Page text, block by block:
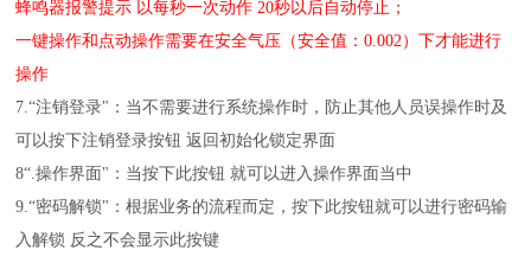
蜂鸣器报警提示 以每秒一次动作 20秒以后自动停止；
一键操作和点动操作需要在安全气压（安全值：0.002）下才能进行
操作
7.“注销登录"：当不需要进行系统操作时，防止其他人员误操作时及
可以按下注销登录按钮 返回初始化锁定界面
8“.操作界面"：当按下此按钮 就可以进入操作界面当中
9.“密码解锁"：根据业务的流程而定，按下此按钮就可以进行密码输
入解锁 反之不会显示此按键